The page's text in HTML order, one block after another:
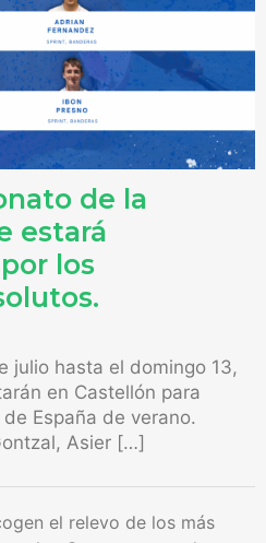
de la
estará
los
julio hasta el domingo 13,
en Castellón para
España de verano.
Asier […]